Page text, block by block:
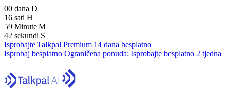
00 dana D
16 sati H
59 Minute M
41 sekundi S
Isprobajte Talkpal Premium 14 dana besplatno
Isprobaj besplatno Ograničena ponuda: Isprobajte besplatno 2 tjedna